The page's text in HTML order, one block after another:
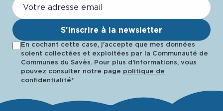
S'inscrire à la newsletter
En cochant cette case, j'accepte que mes données
soient collectées et exploitées par la Communauté de
Communes du Savès. Pour plus d'informations, vous
pouvez consulter notre page politique de
confidentialité*